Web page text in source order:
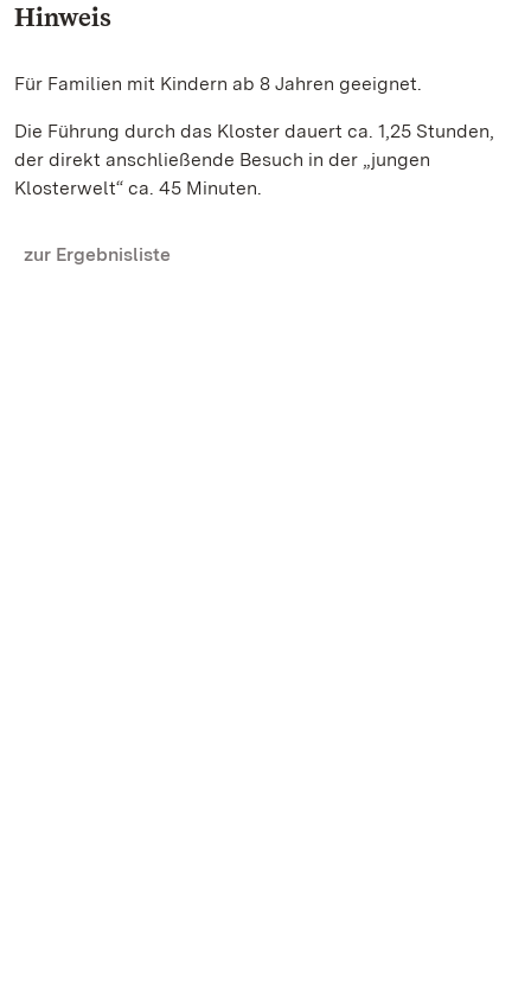
Hinweis
Für Familien mit Kindern ab 8 Jahren geeignet.
Die Führung durch das Kloster dauert ca. 1,25 Stunden,
der direkt anschließende Besuch in der „jungen
Klosterwelt“ ca. 45 Minuten.
zur Ergebnisliste